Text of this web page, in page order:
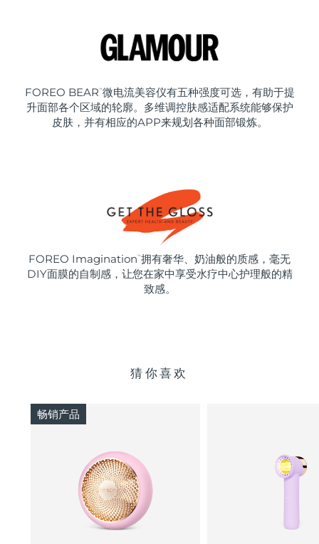
FOREO BEAR ™ 微电流美容仪有五种强度可选，有助于提
升面部各个区域的轮廓。多维调控肤感适配系统能够保护
皮肤，并有相应的APP来规划各种面部锻炼。
FOREO Imagination ™ 拥有奢华、奶油般的质感，毫无
DIY面膜的自制感，让您在家中享受水疗中心护理般的精
致感。
猜你喜欢
畅销产品